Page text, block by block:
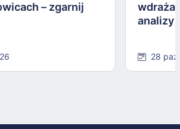
– zgarnij
analizy
28